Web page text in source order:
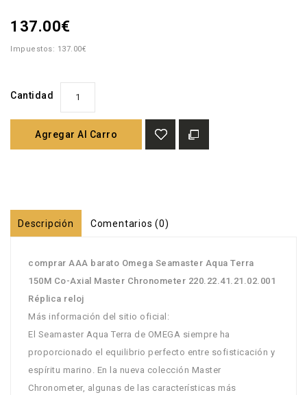
137.00€
Impuestos: 137.00€
Cantidad
Agregar Al Carro
Descripción Comentarios (0)
comprar AAA barato Omega Seamaster Aqua Terra
150M Co-Axial Master Chronometer 220.22.41.21.02.001
Réplica reloj
Más información del sitio oficial:
El Seamaster Aqua Terra de OMEGA siempre ha
proporcionado el equilibrio perfecto entre sofisticación y
espíritu marino. En la nueva colección Master
Chronometer, algunas de las características más